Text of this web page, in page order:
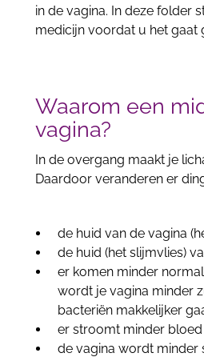
in de vagina. In deze folder
medicijn voordat u het gaat
Waarom een
vagina?
In de overgang maakt je
Daardoor veranderen er
de huid van de vagina
de huid (het slijmvlies)
er komen minder
wordt je vagina minder
bacteriën makkelijker
er stroomt minder
de vagina wordt minder